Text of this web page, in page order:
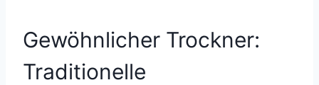
Gewöhnlicher Trockner:
Traditionelle